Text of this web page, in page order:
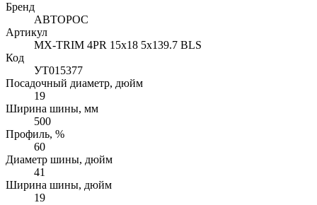
Бренд
АВТОРОС
Артикул
MX-TRIM 4PR 15х18 5x139.7 BLS
Код
УТ015377
Посадочный диаметр, дюйм
19
Ширина шины, мм
500
Профиль, %
60
Диаметр шины, дюйм
41
Ширина шины, дюйм
19